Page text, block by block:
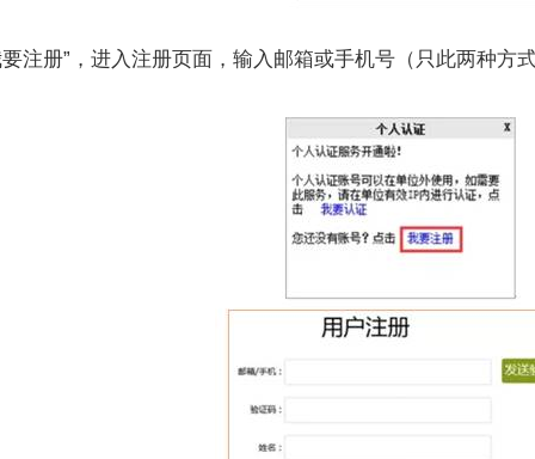
要注册”，进入注册页面，输入邮箱或手机号（只此两种方